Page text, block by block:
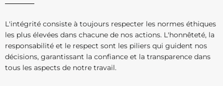
L'intégrité consiste à toujours respecter les normes éthiques
les plus élevées dans chacune de nos actions. L'honnêteté, la
responsabilité et le respect sont les piliers qui guident nos
décisions, garantissant la confiance et la transparence dans
tous les aspects de notre travail.